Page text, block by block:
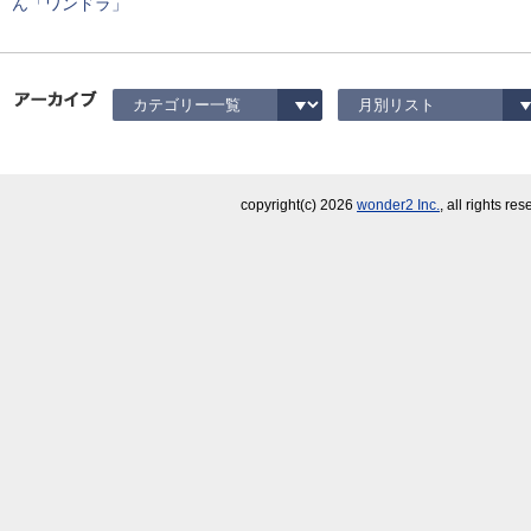
ん「ワンドラ」
copyright(c) 2026 wonder2 Inc., all rights